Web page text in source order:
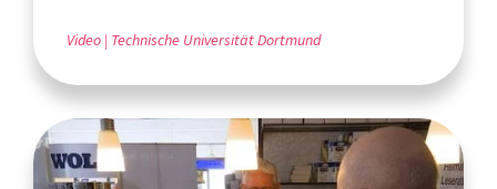
Video Technische Universität Dortmund